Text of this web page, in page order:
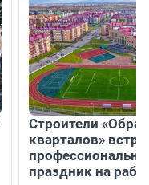
Строители
кварталов»
праздник на